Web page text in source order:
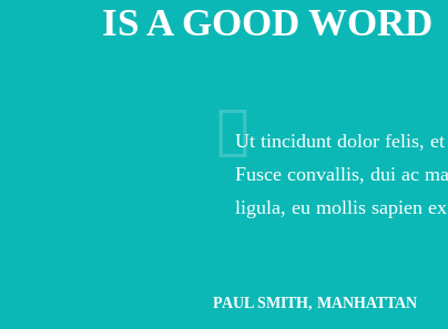
IS A GOOD WORD
Ut tincidunt dolor felis, et
Fusce convallis, dui ac
ligula, eu mollis sapien
PAUL SMITH, MANHATTAN